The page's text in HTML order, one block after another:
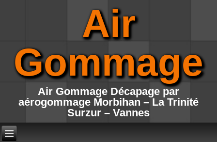
Air
Gommage
Air Gommage Décapage par
aérogommage Morbihan – La Trinité
Surzur – Vannes